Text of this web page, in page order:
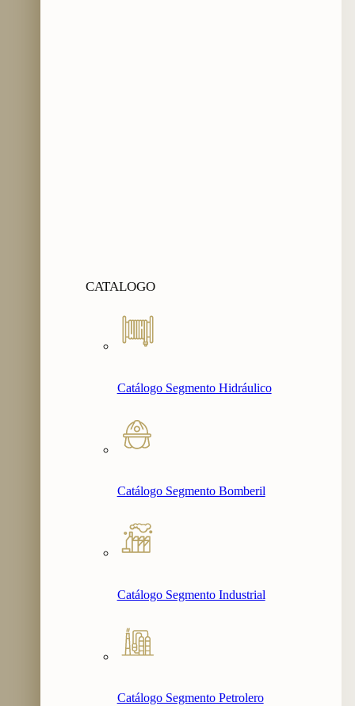
CATALOGO
Catálogo Segmento Hidráulico
Catálogo Segmento Bomberil
Catálogo Segmento Industrial
Catálogo Segmento Petrolero